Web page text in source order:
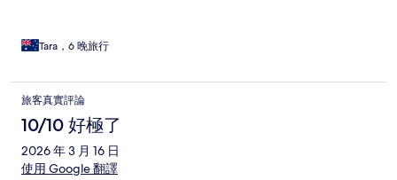
Tara，6 晚旅行
旅客真實評論
10/10 好極了
2026 年 3 月 16 日
使用 Google 翻譯